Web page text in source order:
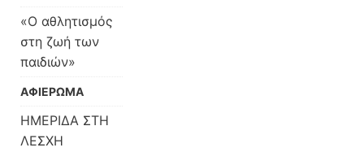
«O αθλητισμός
στη ζωή των
παιδιών»
ΑΦΙΕΡΩΜΑ
ΗΜΕΡΙΔΑ ΣΤΗ
ΛΕΣΧΗ